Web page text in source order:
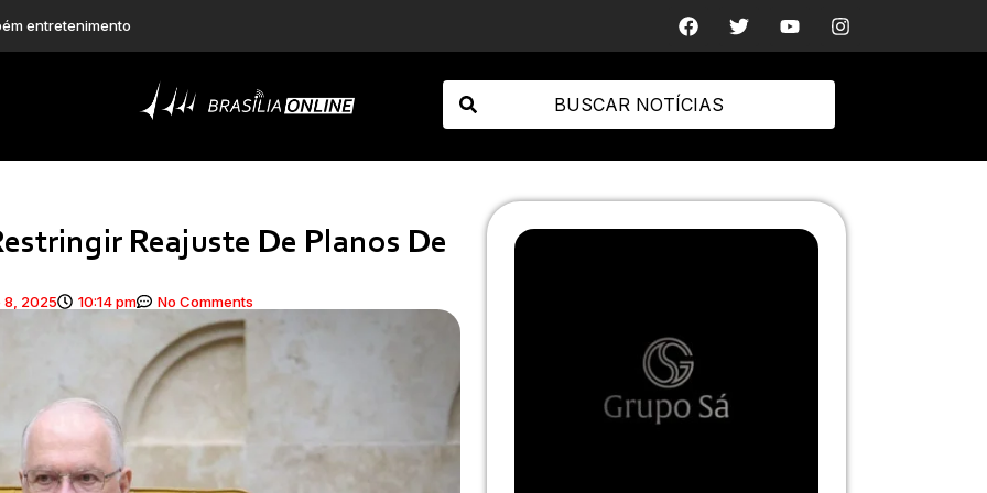
furada”
Reajuste De Planos De
8, 2025 10:14 pm No Comments